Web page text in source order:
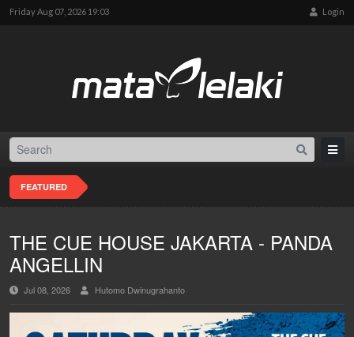
Friday Aug 07, 2026 19:03 Login
FEATURED
THE CUE HOUSE JAKARTA - PANDA
ANGELLIN
Jul 08, 2026 Hutomo Dwinugrahanto